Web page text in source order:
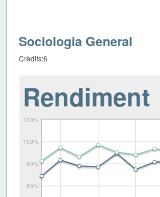
Sociologia General
Crèdits:6
Rendiment
60%
80%
100%
120%